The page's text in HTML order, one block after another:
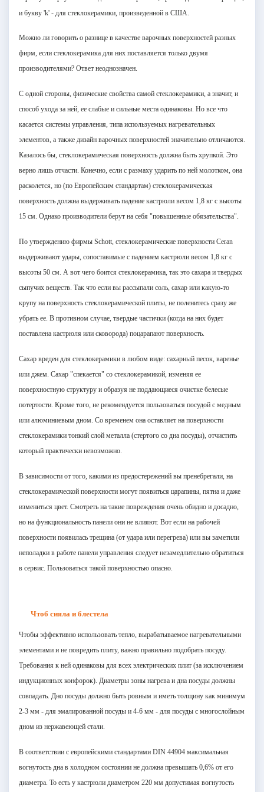
и букву 'k' - для стеклокерамики, произведенной в США.
Можно ли говорить о разнице в качестве варочных поверхностей разных
фирм, если стеклокерамика для них поставляется только двумя
производителями? Ответ неоднозначен.
С одной стороны, физические свойства самой стеклокерамики, а значит, и
способ ухода за ней, ее слабые и сильные места одинаковы. Но все что
касается системы управления, типа используемых нагревательных
элементов, а также дизайн варочных поверхностей значительно отличаются.
Казалось бы, стеклокерамическая поверхность должна быть хрупкой. Это
верно лишь отчасти. Конечно, если с размаху ударить по ней молотком, она
расколется, но (по Европейским стандартам) стеклокерамическая
поверхность должна выдерживать падение кастрюли весом 1,8 кг с высоты
15 см. Однако производители берут на себя "повышенные обязательства".
По утверждению фирмы Schott, стеклокерамические поверхности Ceran
выдерживают удары, сопоставимые с падением кастрюли весом 1,8 кг с
высоты 50 см. А вот чего боится стеклокерамика, так это сахара и твердых
сыпучих веществ. Так что если вы рассыпали соль, сахар или какую-то
крупу на поверхность стеклокерамической плиты, не поленитесь сразу же
убрать ее. В противном случае, твердые частички (когда на них будет
поставлена кастрюля или сковорода) поцарапают поверхность.
Сахар вреден для стеклокерамики в любом виде: сахарный песок, варенье
или джем. Сахар "спекается" со стеклокерамикой, изменяя ее
поверхностную структуру и образуя не поддающиеся очистке белесые
потертости. Кроме того, не рекомендуется пользоваться посудой с медным
или алюминиевым дном. Со временем она оставляет на поверхности
стеклокерамики тонкий слой металла (стертого со дна посуды), отчистить
который практически невозможно.
В зависимости от того, какими из предостережений вы пренебрегали, на
стеклокерамической поверхности могут появиться царапины, пятна и даже
измениться цвет. Смотреть на такие повреждения очень обидно и досадно,
но на функциональность панели они не влияют. Вот если на рабочей
поверхности появилась трещина (от удара или перегрева) или вы заметили
неполадки в работе панели управления следует незамедлительно обратиться
в сервис. Пользоваться такой поверхностью опасно.
Чтоб сияла и блестела
Чтобы эффективно использовать тепло, вырабатываемое нагревательными
элементами и не повредить плиту, важно правильно подобрать посуду.
Требования к ней одинаковы для всех электрических плит (за исключением
индукционных конфорок). Диаметры зоны нагрева и дна посуды должны
совпадать. Дно посуды должно быть ровным и иметь толщину как минимум
2-3 мм - для эмалированной посуды и 4-6 мм - для посуды с многослойным
дном из нержавеющей стали.
В соответствии с европейскими стандартами DIN 44904 максимальная
вогнутость дна в холодном состоянии не должна превышать 0,6% от его
диаметра. То есть у кастрюли диаметром 220 мм допустимая вогнутость